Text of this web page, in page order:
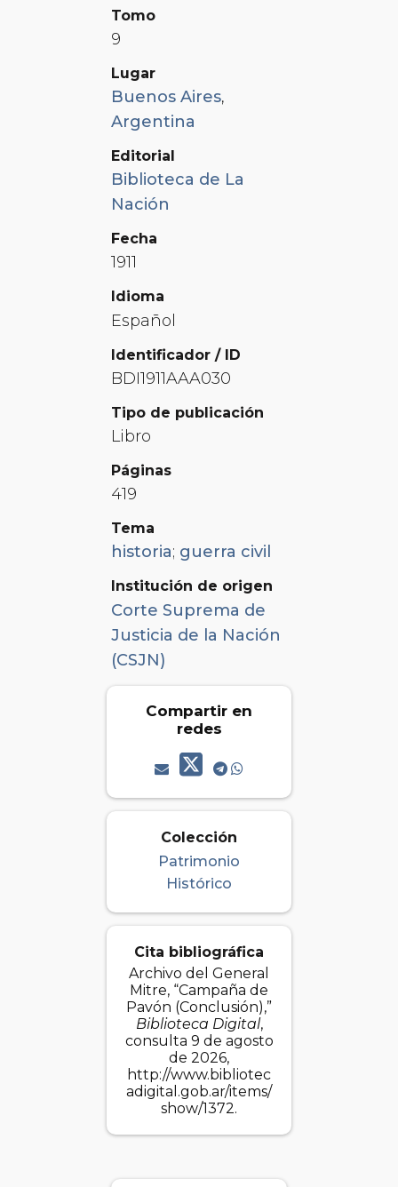
Tomo
9
Lugar
Buenos Aires,
Argentina
Editorial
Biblioteca de La
Nación
Fecha
1911
Idioma
Español
Identificador / ID
BDI1911AAA030
Tipo de publicación
Libro
Páginas
419
Tema
historia; guerra civil
Institución de origen
Corte Suprema de
Justicia de la Nación
(CSJN)
Compartir en
redes
Colección
Patrimonio
Histórico
Cita bibliográfica
Archivo del General
Mitre, “Campaña de
Pavón (Conclusión),”
Biblioteca Digital,
consulta 9 de agosto
de 2026,
http://www.bibliotec
adigital.gob.ar/items/
show/1372.